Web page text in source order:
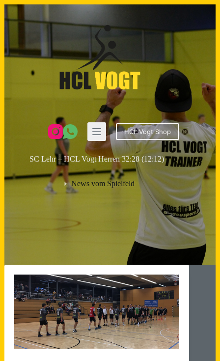
Zum
Inhalt
HCL Vogt Shop
SC Lehr – HCL Vogt Herren 32:28 (12:12)
News vom Spielfeld